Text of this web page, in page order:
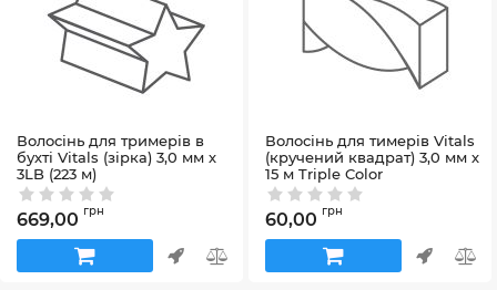
Волосінь для тримерів в
бухті Vitals (зiрка) 3,0 мм х
3LB (223 м)
Артикул:67383
669,00 грн
Волосінь для тимерів Vitals
(кручений квадрат) 3,0 мм х
15 м Triple Color
Артикул:246648
60,00 грн